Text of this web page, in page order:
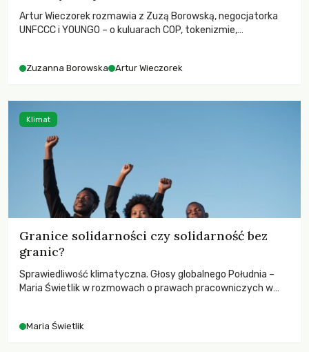
Artur Wieczorek rozmawia z Zuzą Borowską, negocjatorka
UNFCCC i YOUNGO – o kuluarach COP, tokenizmie,
Zuzanna Borowska Artur Wieczorek
Granice solidarności czy solidarność bez
granic?
Sprawiedliwość klimatyczna. Głosy globalnego Południa –
Maria Świetlik w rozmowach o prawach pracowniczych w
Maria Świetlik
Klimat